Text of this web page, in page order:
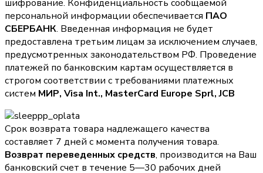
шифрование. Конфиденциальность сообщаемой
персональной информации обеспечивается ПАО
СБЕРБАНК. Введенная информация не будет
предоставлена третьим лицам за исключением случаев,
предусмотренных законодательством РФ. Проведение
платежей по банковским картам осуществляется в
строгом соответствии с требованиями платежных
систем МИР, Visa Int., MasterCard Europe Sprl, JCB
Срок возврата товара надлежащего качества
составляет 7 дней с момента получения товара.
Возврат переведенных средств, производится на Ваш
банковский счет в течение 5—30 рабочих дней